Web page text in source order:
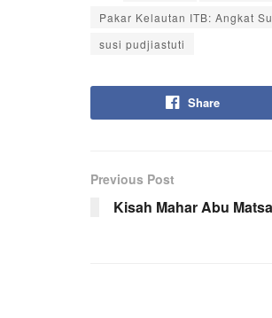
Pakar Kelautan ITB: Angkat
susi pudjiastuti
Share
Previous Post
Kisah Mahar Abu